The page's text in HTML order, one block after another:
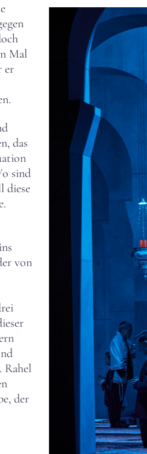
Mal
er
das
sind
diese
von
Rahel
der